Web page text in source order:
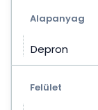
Alapanyag
Depron
Felület